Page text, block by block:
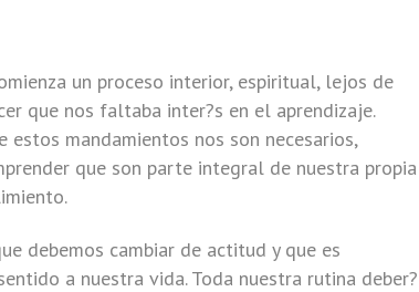
un proceso interior, espiritual, lejos de
que nos faltaba inter?s en el aprendizaje.
estos mandamientos nos son necesarios,
que son parte integral de nuestra propia
debemos cambiar de actitud y que es
a nuestra vida. Toda nuestra rutina deber?